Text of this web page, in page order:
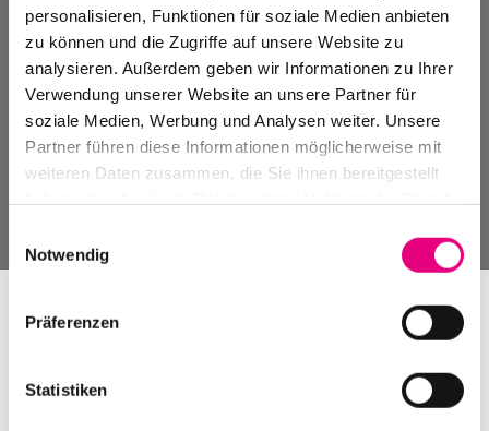
personalisieren, Funktionen für soziale Medien anbieten
zu können und die Zugriffe auf unsere Website zu
analysieren. Außerdem geben wir Informationen zu Ihrer
Verwendung unserer Website an unsere Partner für
soziale Medien, Werbung und Analysen weiter. Unsere
Partner führen diese Informationen möglicherweise mit
weiteren Daten zusammen, die Sie ihnen bereitgestellt
Notwendig
Präferenzen
Statistiken
Events Archive
Past events, festivals, and venues